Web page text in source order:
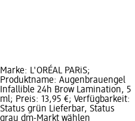
Marke: L'ORÉAL PARiS;
Produktname: Augenbrauengel
Infallible 24h Brow Lamination, 5
ml; Preis: 13,95 €; Verfügbarkeit:
Status grün Lieferbar, Status
grau dm-Markt wählen